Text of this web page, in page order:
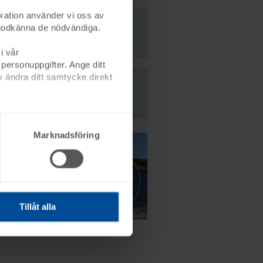
använder vi oss av
de nödvändiga.
vår
Ange ditt
ändra ditt samtycke direkt
Marknadsföring
Tillåt alla
stöd